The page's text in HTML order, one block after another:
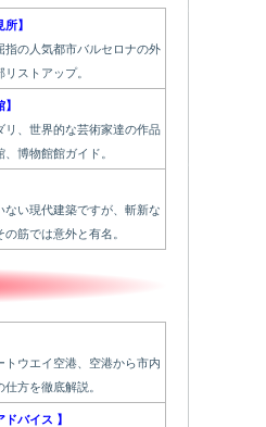
】
指の人気都市バルセロナの外
ストアップ。
リ、世界的な芸術家達の作品
博物館館ガイド。
ない現代建築ですが、斬新な
筋では意外と有名。
トウエイ空港、空港から市内
方を徹底解説。
ドバイス 】